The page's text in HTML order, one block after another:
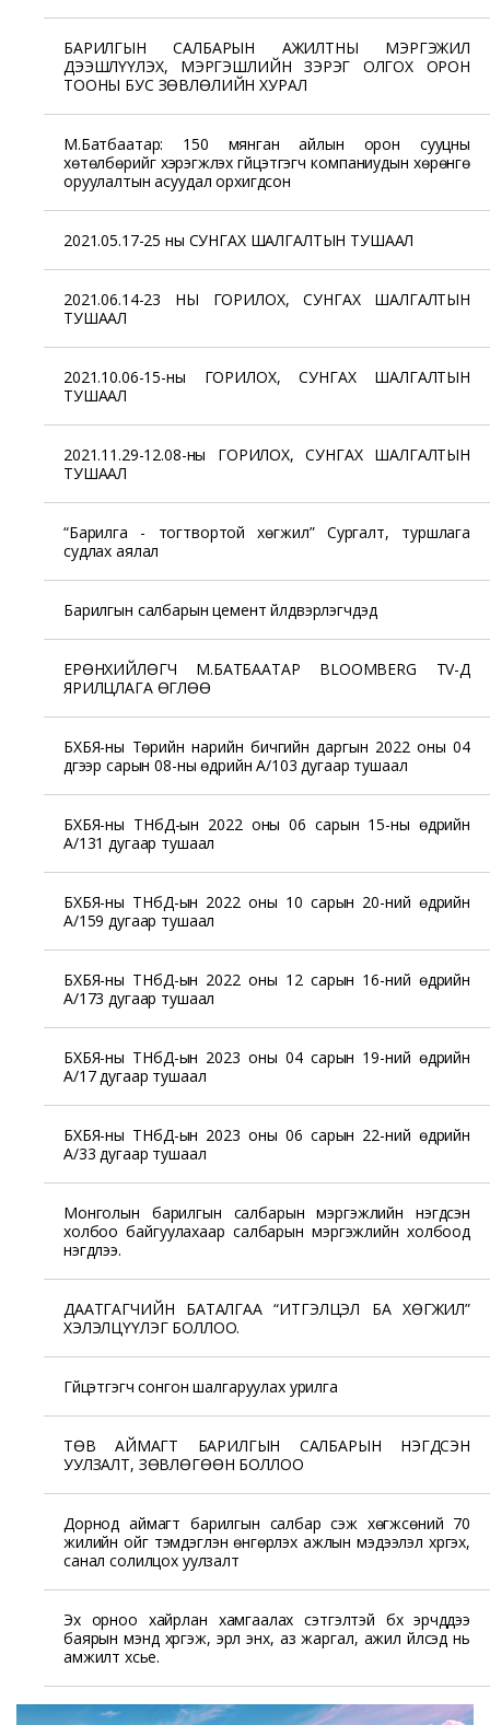
БАРИЛГЫН САЛБАРЫН АЖИЛТНЫ МЭРГЭЖИЛ
ДЭЭШЛҮҮЛЭХ, МЭРГЭШЛИЙН ЗЭРЭГ ОЛГОХ ОРОН
ТООНЫ БУС ЗӨВЛӨЛИЙН ХУРАЛ
М.Батбаатар: 150 мянган айлын орон сууцны
хөтөлбөрийг хэрэгжүүлэх гүйцэтгэгч компаниудын хөрөнгө
оруулалтын асуудал орхигдсон
2021.05.17-25 ны СУНГАХ ШАЛГАЛТЫН ТУШААЛ
2021.06.14-23 НЫ ГОРИЛОХ, СУНГАХ ШАЛГАЛТЫН
ТУШААЛ
2021.10.06-15-ны ГОРИЛОХ, СУНГАХ ШАЛГАЛТЫН
ТУШААЛ
2021.11.29-12.08-ны ГОРИЛОХ, СУНГАХ ШАЛГАЛТЫН
ТУШААЛ
“Барилга - тогтвортой хөгжил” Сургалт, туршлага
судлах аялал
Барилгын салбарын цемент үйлдвэрлэгчдэд
ЕРӨНХИЙЛӨГЧ М.БАТБААТАР BLOOMBERG TV-Д
ЯРИЛЦЛАГА ӨГЛӨӨ
БХБЯ-ны Төрийн нарийн бичгийн даргын 2022 оны 04
дүгээр сарын 08-ны өдрийн А/103 дугаар тушаал
БХБЯ-ны ТНбД-ын 2022 оны 06 сарын 15-ны өдрийн
А/131 дугаар тушаал
БХБЯ-ны ТНбД-ын 2022 оны 10 сарын 20-ний өдрийн
А/159 дугаар тушаал
БХБЯ-ны ТНбД-ын 2022 оны 12 сарын 16-ний өдрийн
А/173 дугаар тушаал
БХБЯ-ны ТНбД-ын 2023 оны 04 сарын 19-ний өдрийн
А/17 дугаар тушаал
БХБЯ-ны ТНбД-ын 2023 оны 06 сарын 22-ний өдрийн
А/33 дугаар тушаал
Монголын барилгын салбарын мэргэжлийн нэгдсэн
холбоо байгуулахаар салбарын мэргэжлийн холбоод
нэгдлээ.
ДААТГАГЧИЙН БАТАЛГАА “ИТГЭЛЦЭЛ БА ХӨГЖИЛ”
ХЭЛЭЛЦҮҮЛЭГ БОЛЛОО.
Гүйцэтгэгч сонгон шалгаруулах урилга
ТӨВ АЙМАГТ БАРИЛГЫН САЛБАРЫН НЭГДСЭН
УУЛЗАЛТ, ЗӨВЛӨГӨӨН БОЛЛОО
Дорнод аймагт барилгын салбар үүсэж хөгжсөний 70
жилийн ойг тэмдэглэн өнгөрүүлэх ажлын мэдээлэл хүргэх,
санал солилцох уулзалт
Эх орноо хайрлан хамгаалах сэтгэлтэй бүх эрчүүддээ
баярын мэнд хүргэж, эрүүл энх, аз жаргал, ажил үйлсэд нь
амжилт хүсье.